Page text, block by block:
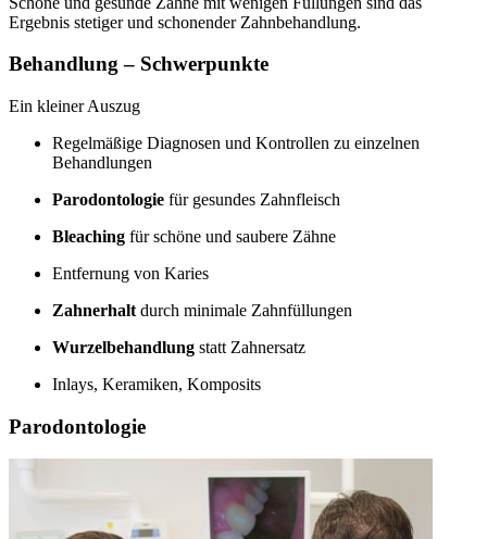
Ergebnis stetiger und schonender Zahnbehandlung.
Behandlung – Schwerpunkte
Ein kleiner Auszug
Regelmäßige Diagnosen und Kontrollen zu einzelnen
Behandlungen
Parodontologie für gesundes Zahnfleisch
Bleaching für schöne und saubere Zähne
Entfernung von Karies
Zahnerhalt durch minimale Zahnfüllungen
Wurzelbehandlung statt Zahnersatz
Inlays, Keramiken, Komposits
Parodontologie